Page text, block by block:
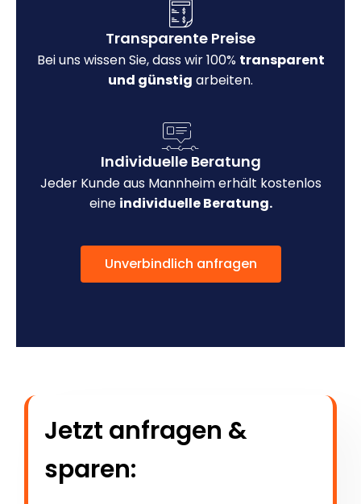
Transparente Preise
Bei uns wissen Sie, dass wir 100% transparent
und günstig arbeiten.
Individuelle Beratung
Jeder Kunde aus Mannheim erhält kostenlos
eine individuelle Beratung.
Unverbindlich anfragen
Jetzt anfragen &
sparen: